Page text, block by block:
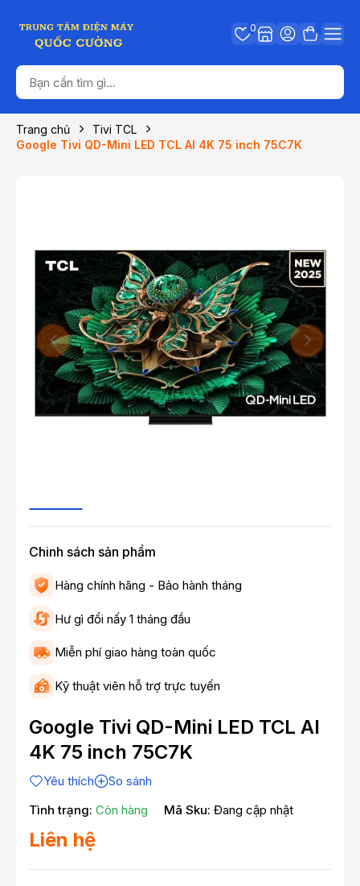
0
Trang chủ
Tivi TCL
Google Tivi QD-Mini LED TCL AI 4K 75 inch 75C7K
Chinh sách sản phẩm
Hàng chính hãng - Bảo hành tháng
Hư gì đổi nấy 1 tháng đầu
Miễn phí giao hàng toàn quốc
Kỹ thuật viên hỗ trợ trực tuyến
Google Tivi QD-Mini LED TCL AI
4K 75 inch 75C7K
Yêu thích
So sánh
Tình trạng: Còn hàng Mã Sku: Đang cập nhật
Liên hệ